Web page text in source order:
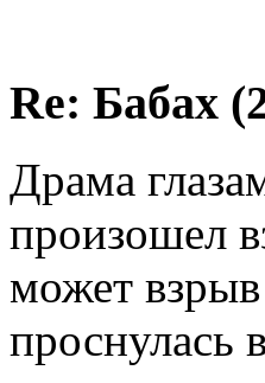
Re: Бабах
Драма
произошел
может
проснулась